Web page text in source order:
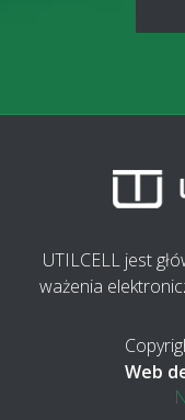
UTILCELL jest
ważenia
Web